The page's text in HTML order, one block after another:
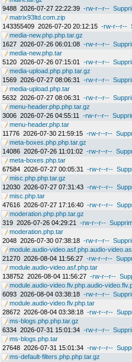
9488 2026-07-27 22:22:39 -rw-r--r--
matrix93ltd.com.zip
143355409 2026-07-20 20:12:15 -rw-r--r--
media-new.php.php.tar.gz
1627 2026-07-26 06:01:08 -rw-r--r--
media-new.php.tar
5120 2026-07-26 07:15:01 -rw-r--r--
media-upload.php.php.tar.gz
1569 2026-07-27 08:06:31 -rw-r--r--
media-upload.php.tar
5632 2026-07-27 08:06:31 -rw-r--r--
menu-header.php.php.tar.gz
3006 2026-07-26 04:55:11 -rw-r--r--
menu-header.php.tar
11776 2026-07-30 21:59:15 -rw-r--r--
meta-boxes.php.php.tar.gz
14086 2026-07-26 11:01:02 -rw-r--r--
meta-boxes.php.tar
67584 2026-07-27 00:05:31 -rw-r--r--
misc.php.php.tar.gz
12030 2026-07-27 07:31:43 -rw-r--r--
misc.php.tar
47616 2026-07-27 17:16:40 -rw-r--r--
moderation.php.php.tar.gz
319 2026-07-26 04:29:21 -rw-r--r--
moderation.php.tar
2048 2026-07-30 07:38:18 -rw-r--r--
module.audio-video.asf.php.audio-
21270 2026-08-04 11:56:27 -rw-r--r--
module.audio-video.asf.php.tar
138752 2026-08-04 11:56:27 -rw-r--r--
module.audio-video.flv.php.audio-
6093 2026-08-04 03:38:18 -rw-r--r--
module.audio-video.flv.php.tar
28672 2026-08-04 03:38:18 -rw-r--r--
ms-blogs.php.php.tar.gz
6334 2026-07-31 15:01:34 -rw-r--r--
ms-blogs.php.tar
27648 2026-07-31 15:01:34 -rw-r--r--
ms-default-filters.php.php.tar.gz